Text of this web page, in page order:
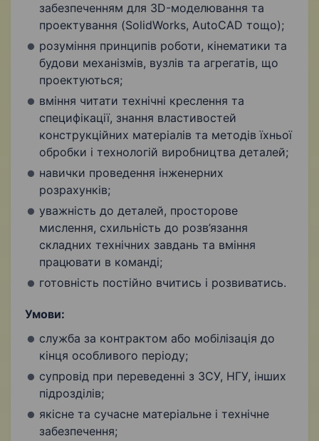
забезпеченням для 3D-моделювання та
проектування (SolidWorks, AutoCAD тощо);
розуміння принципів роботи, кінематики та
будови механізмів, вузлів та агрегатів, що
проектуються;
вміння читати технічні креслення та
специфікації, знання властивостей
конструкційних матеріалів та методів їхньої
обробки і технологій виробництва деталей;
навички проведення інженерних
розрахунків;
уважність до деталей, просторове
мислення, схильність до розв’язання
складних технічних завдань та вміння
працювати в команді;
готовність постійно вчитись і розвиватись.
Умови:
служба за контрактом або мобілізація до
кінця особливого періоду;
супровід при переведенні з ЗСУ, НГУ, інших
підрозділів;
якісне та сучасне матеріальне і технічне
забезпечення;